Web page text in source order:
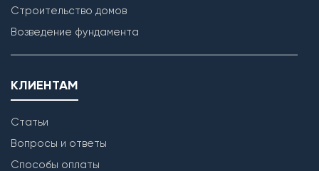
Строительство домов
Возведение фундамента
КЛИЕНТАМ
Статьи
Вопросы и ответы
Способы оплаты